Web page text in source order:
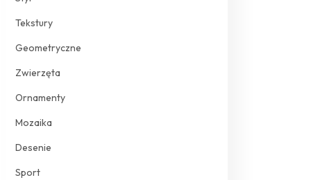
Tekstury
Geometryczne
Zwierzęta
Ornamenty
Mozaika
Desenie
Sport